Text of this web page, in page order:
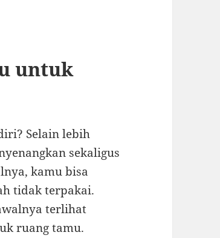
untuk
Selain lebih
sekaligus
kamu bisa
tidak terpakai.
terlihat
ruang tamu.